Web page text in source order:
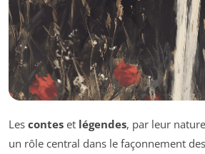
Les contes et légendes, par leur
un rôle central dans le façonnement des